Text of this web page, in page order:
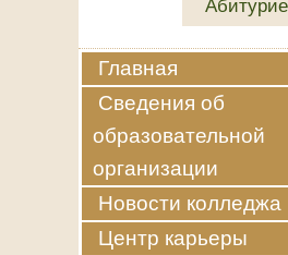
Главная
Сведения об
образовательной
организации
Новости колледжа
Центр карьеры